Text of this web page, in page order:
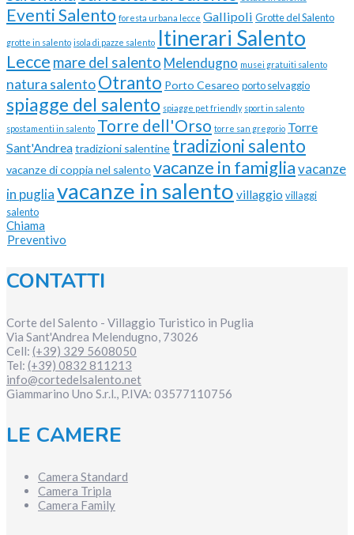
Eventi Salento foresta urbana lecce Gallipoli Grotte del Salento
grotte in salento isola di pazze salento Itinerari Salento
Lecce mare del salento Melendugno musei gratuiti salento
natura salentoOtranto Porto Cesareo porto selvaggio
spiagge del salento spiagge pet friendly sport in salento
spostamenti in salento Torre dell'Orso torre san gregorio Torre
Sant'Andreatradizioni salentine tradizioni salento
vacanze di coppia nel salento vacanze in famigliavacanze
in pugliavacanze in salento villaggio villaggi
salento
Chiama
Preventivo
CONTATTI
Corte del Salento - Villaggio Turistico in Puglia
Via Sant'Andrea Melendugno, 73026
Cell: (+39) 329 5608050
Tel: (+39) 0832 811213
info@cortedelsalento.net
Giammarino Uno S.r.l., P.IVA: 03577110756
LE CAMERE
Camera Standard
Camera Tripla
Camera Family